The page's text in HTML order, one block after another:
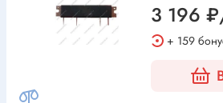
3 196
+ 159